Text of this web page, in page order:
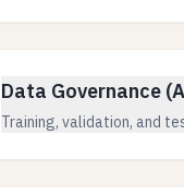
Data Governance
Training, validation, and